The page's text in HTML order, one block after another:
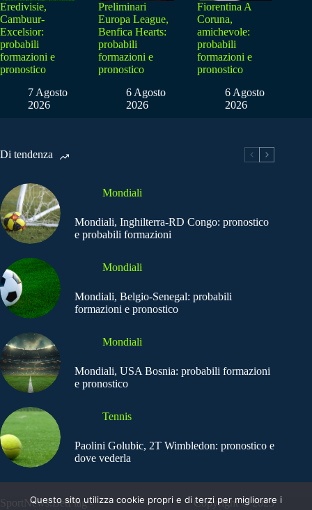
Eredivisie,
Cambuur-
Excelsior:
probabili
formazioni e
pronostico
7 Agosto
2026
Preliminari
Europa League,
Benfica Hearts:
probabili
formazioni e
pronostico
6 Agosto
2026
Fiorentina A
Coruna,
amichevole:
probabili
formazioni e
pronostico
6 Agosto
2026
Di tendenza
Mondiali
Mondiali, Inghilterra-RD Congo: pronostico
e probabili formazioni
Mondiali
Mondiali, Belgio-Senegal: probabili
formazioni e pronostico
Mondiali
Mondiali, USA Bosnia: probabili formazioni
e pronostico
Tennis
Paolini Golubic, 2T Wimbledon: pronostico e
dove vederla
SportNews.BetFlag -
Copyright © 2025
Questo sito utilizza cookie propri e di terzi per migliorare i